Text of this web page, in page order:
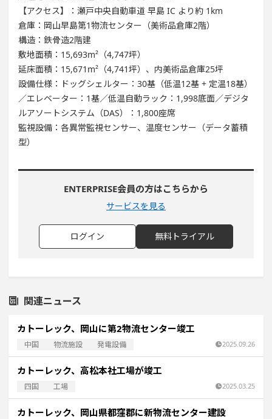
【アクセス】：瀬戸中央自動車道 早島 IC より約 1km
倉庫：岡山早島第1物流センター（美術品倉庫2階）
構造：鉄骨造2階建
敷地面積：15,693m²（4,747坪）
延床面積：15,671m²（4,741坪）、内美術品倉庫25坪
設備仕様：ドッグシェルター：30基（低温12基 + 定温18基）
／エレベーター：1基／低温自動ラック：1,998底面／デジタ
ルアソートシステム（DAS）：1,800座席
監視設備：各異常監視センサー、温度センサー（データ蓄積
型）
ENTERPRISE会員の方はこちらから
サービスを見る
ログイン 無料トライアル
関連ニュース
カトーレック、岡山に第2物流センター竣工
中国 物流施設 発電設備 2025.09.26
カトーレック、高松本社工場が竣工
四国 工場 2025.03.25
カトーレック、岡山県都窪郡に新物流センター建設